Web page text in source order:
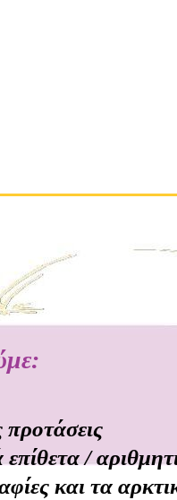
προτάσεις
/
και τα